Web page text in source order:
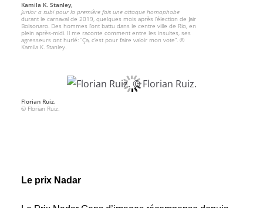
Kamila K. Stanley,
Junior a subi pour la première fois une attaque homophobe
durant le carnaval de 2019, quelques mois après l’élection de Jair
Bolsonaro. Des hommes l’ont battu dans le centre ville de Rio, en
plein après-midi. Il me raconte comment entre les insultes, ses
agresseurs ont hurlé: “Ça, c’est pour faire valoir mon vote”. ©
Kamila K. Stanley.
Florian Ruiz.
© Florian Ruiz.
Le prix Nadar